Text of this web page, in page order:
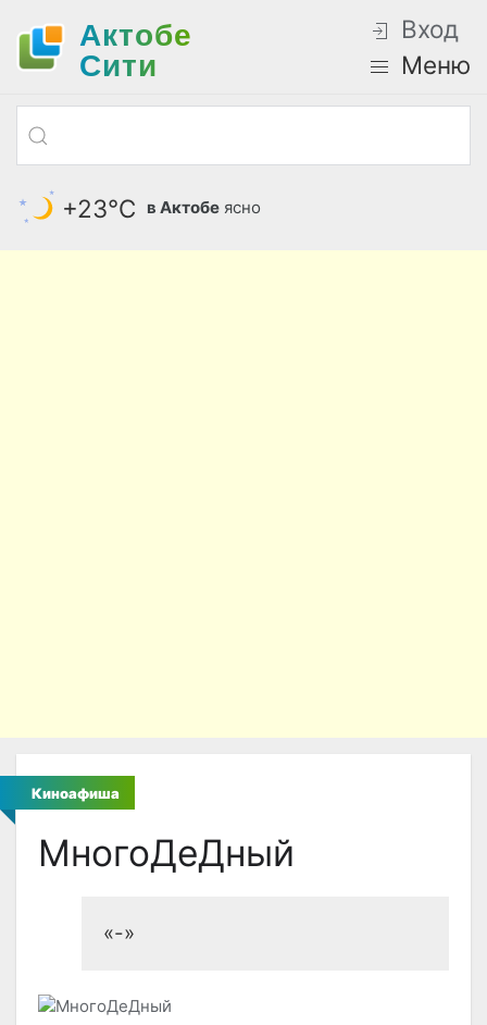
Актобе
Cити
Вход
Меню
+23°С в Актобе ясно
Киноафиша
МногоДеДный
«-»